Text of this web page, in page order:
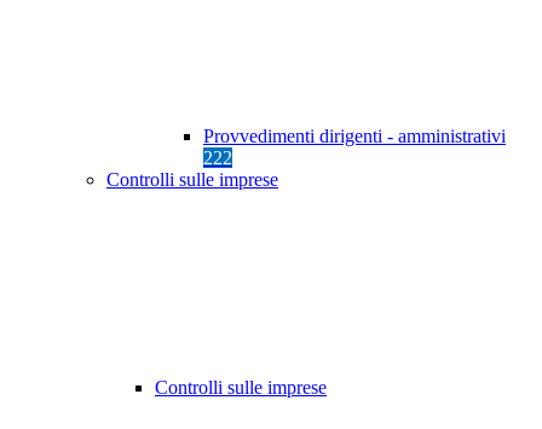
Provvedimenti dirigenti - amministrativi
222
Controlli sulle imprese
Controlli sulle imprese